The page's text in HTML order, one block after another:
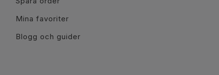
Mina favoriter
Blogg och guider